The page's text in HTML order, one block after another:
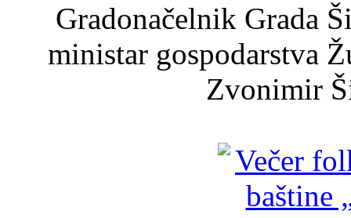
Gradonačelnik Grada
ministar gospodarstva
Zvonimir